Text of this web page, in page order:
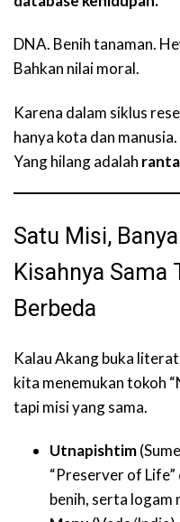
DNA. Benih tanaman.
Bahkan nilai moral.
Karena dalam siklus
hanya kota dan manusia.
Yang hilang adalah
Satu Misi,
Kisahnya Sama
Berbeda
Kalau Akang buka
kita menemukan tokoh
tapi misi yang sama.
Utnapishtim
“Preserver of
benih, serta logam